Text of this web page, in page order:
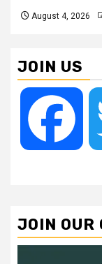
August 4, 2026
JOIN US
JOIN OUR